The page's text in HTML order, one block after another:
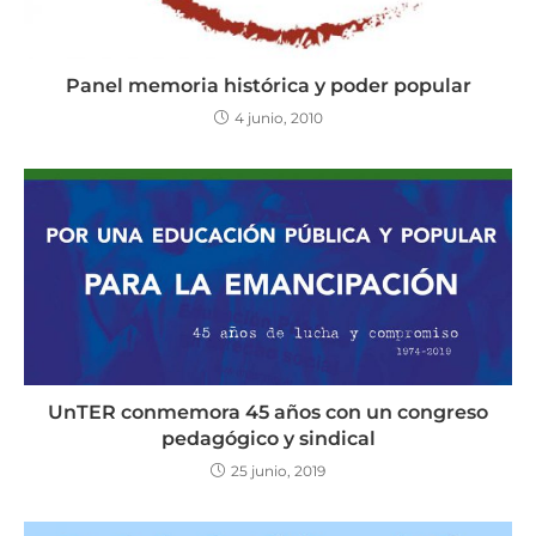
Panel memoria histórica y poder popular
4 junio, 2010
UnTER conmemora 45 años con un congreso
pedagógico y sindical
25 junio, 2019